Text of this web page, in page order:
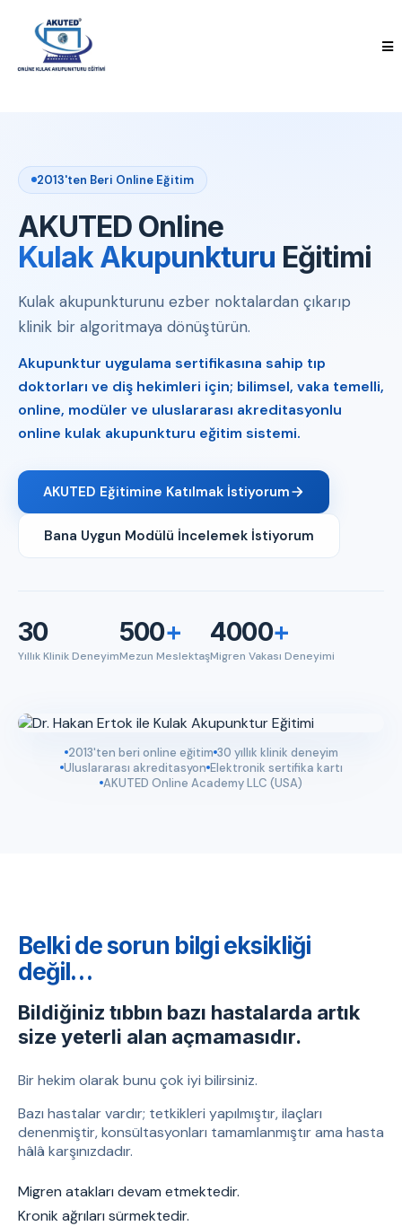
2013'ten Beri Online Eğitim
AKUTED Online
Kulak Akupunkturu Eğitimi
Kulak akupunkturunu ezber noktalardan çıkarıp
klinik bir algoritmaya dönüştürün.
Akupunktur uygulama sertifikasına sahip tıp
doktorları ve diş hekimleri için; bilimsel, vaka temelli,
online, modüler ve uluslararası akreditasyonlu
online kulak akupunkturu eğitim sistemi.
AKUTED Eğitimine Katılmak İstiyorum
Bana Uygun Modülü İncelemek İstiyorum
30
Yıllık Klinik Deneyim
500+
Mezun Meslektaş
4000+
Migren Vakası Deneyimi
2013'ten beri online eğitim 30 yıllık klinik deneyim
Uluslararası akreditasyon Elektronik sertifika kartı
AKUTED Online Academy LLC (USA)
Belki de sorun bilgi eksikliği
değil…
Bildiğiniz tıbbın bazı hastalarda artık
size yeterli alan açmamasıdır.
Bir hekim olarak bunu çok iyi bilirsiniz.
Bazı hastalar vardır; tetkikleri yapılmıştır, ilaçları
denenmiştir, konsültasyonları tamamlanmıştır ama hasta
hâlâ karşınızdadır.
Migren atakları devam etmektedir.
Kronik ağrıları sürmektedir.